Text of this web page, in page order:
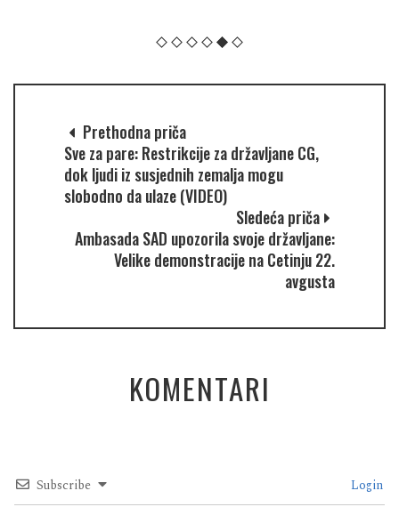
Prethodna priča
Sve za pare: Restrikcije za državljane CG,
dok ljudi iz susjednih zemalja mogu
slobodno da ulaze (VIDEO)
Sledeća priča
Ambasada SAD upozorila svoje državljane:
Velike demonstracije na Cetinju 22.
avgusta
KOMENTARI
Subscribe Login